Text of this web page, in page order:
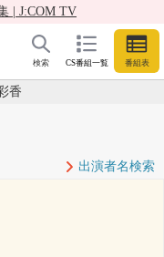
| J:COM TV
CS番組一覧 番組表
検索
香
出演者名検索